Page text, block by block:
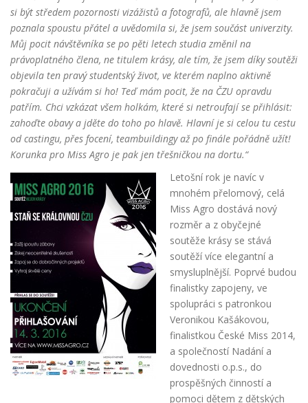
si být středem pozornosti vizážistů a fotografů, ale hlavně jsem
poznala spoustu přátel a uvědomila si, že jsem součást univerzity.
Můj pocit návštěvníka se po pěti letech studia změnil na
právoplatného člena, ne titulem krásy, ale tím, že jsem díky soutěži
objevila ten pravý studentský život, ve kterém naplno aktivně
pokračuji a užívám si ho! Teď mám pocit, že na ČZU opravdu
patřím. Chci vzkázat všem holkám, které si netroufají se přihlásit:
zahoďte obavy a jděte do toho po hlavě. Hlavní je si celou tu cestu
od castingu, přes focení, teambuildingy až po finále pořádně užít!
Korunka pro Miss Agro je pak jen třešničkou na dortu.“
Letošní rok je navíc v
mnohém přelomový, celá
Miss Agro dostává nový
rozměr a z obyčejné
soutěže krásy se stává
soutěží více elegantní a
smysluplnější. Poprvé budou
finalistky zapojeny, ve
spolupráci s patronkou
Veronikou Kašákovou,
finalistkou České Miss 2014,
a společností Nadání a
dovednosti o.p.s., do
prospěšných činností a
pomoci dětem z dětských